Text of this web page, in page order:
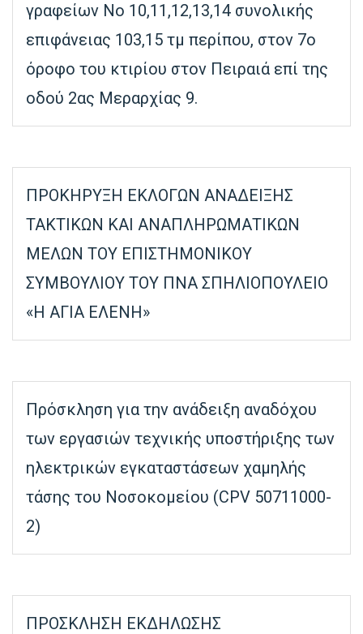
γραφείων Νο 10,11,12,13,14 συνολικής
επιφάνειας 103,15 τμ περίπου, στον 7ο
όροφο του κτιρίου στον Πειραιά επί της
οδού 2ας Μεραρχίας 9.
ΠΡΟΚΗΡΥΞΗ ΕΚΛΟΓΩΝ ΑΝΑΔΕΙΞΗΣ
ΤΑΚΤΙΚΩΝ ΚΑΙ ΑΝΑΠΛΗΡΩΜΑΤΙΚΩΝ
ΜΕΛΩΝ ΤΟΥ ΕΠΙΣΤΗΜΟΝΙΚΟΥ
ΣΥΜΒΟΥΛΙΟΥ ΤΟΥ ΠΝΑ ΣΠΗΛΙΟΠΟΥΛΕΙΟ
«Η ΑΓΙΑ ΕΛΕΝΗ»
Πρόσκληση για την ανάδειξη αναδόχου
των εργασιών τεχνικής υποστήριξης των
ηλεκτρικών εγκαταστάσεων χαμηλής
τάσης του Νοσοκομείου (CPV 50711000-
2)
ΠΡΟΣΚΛΗΣΗ ΕΚΔΗΛΩΣΗΣ